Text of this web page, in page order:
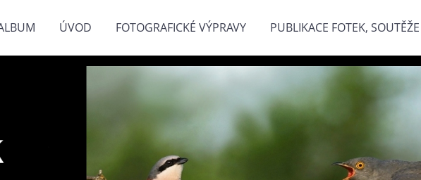
ÚVOD FOTOGRAFICKÉ VÝPRAVY PUBLIKACE FOTEK, SOUTĚŽE